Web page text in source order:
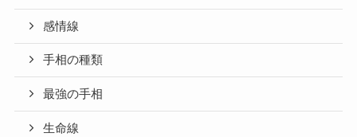
感情線
手相の種類
最強の手相
生命線